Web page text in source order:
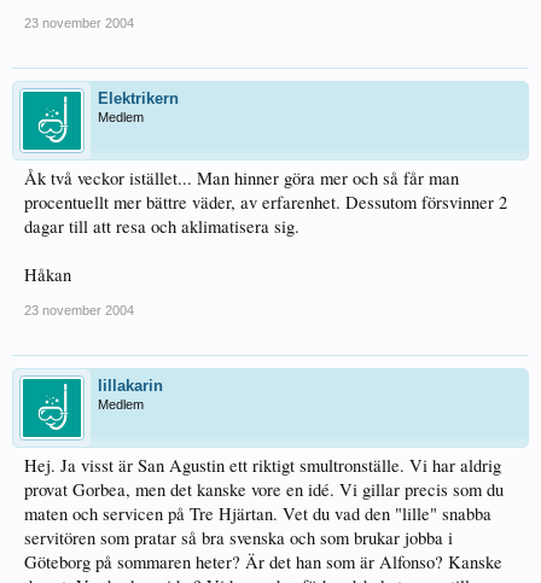
23 november 2004
Elektrikern
Medlem
Åk två veckor istället... Man hinner göra mer och så får man
procentuellt mer bättre väder, av erfarenhet. Dessutom försvinner 2
dagar till att resa och aklimatisera sig.
Håkan
23 november 2004
lillakarin
Medlem
Hej. Ja visst är San Agustin ett riktigt smultronställe. Vi har aldrig
provat Gorbea, men det kanske vore en idé. Vi gillar precis som du
maten och servicen på Tre Hjärtan. Vet du vad den "lille" snabba
servitören som pratar så bra svenska och som brukar jobba i
Göteborg på sommaren heter? Är det han som är Alfonso? Kanske